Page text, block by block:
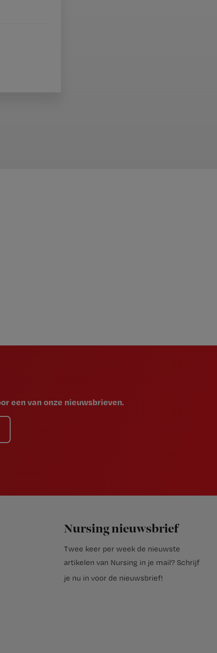
een van onze nieuwsbrieven.
Nursing nieuwsbrief
Twee keer per week de nieuwste
artikelen van Nursing in je mail? Schrijf
je nu in voor de nieuwsbrief!